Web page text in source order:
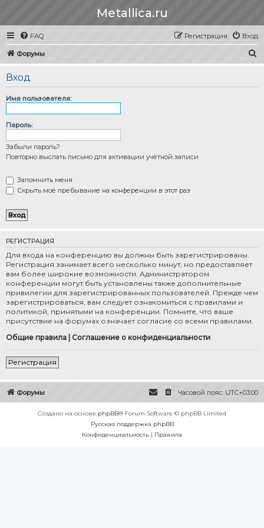
Metallica.ru
FAQ Вход
Регистрация
Форумы
Вход
Имя пользователя:
Пароль:
Забыли пароль?
Повторно выслать письмо для активации учётной записи
Запомнить меня
Скрыть моё пребывание на конференции в этот раз
РЕГИСТРАЦИЯ
Для входа на конференцию вы должны быть зарегистрированы.
Регистрация занимает всего несколько минут, но предоставляет
вам более широкие возможности. Администратором
конференции могут быть установлены также дополнительные
привилегии для зарегистрированных пользователей. Прежде чем
зарегистрироваться, вам следует ознакомиться с правилами и
политикой, принятыми на конференции. Помните, что ваше
присутствие на форумах означает согласие со всеми правилами.
Общие правила Соглашение о конфиденциальности
Регистрация
Форумы Часовой пояс: UTC+03:00
Создано на основе phpBB® Forum Software © phpBB Limited
Русская поддержка phpBB
Конфиденциальность | Правила